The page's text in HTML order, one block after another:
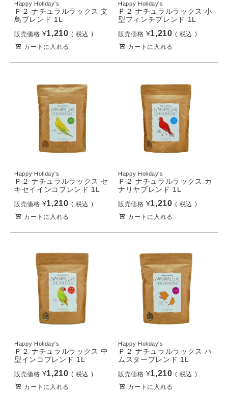
Happy Holiday's
Ｐ２ ナチュラルラックス 文
鳥ブレンド 1L
販売価格 ¥1,210
税込
カートに入れる
Happy Holiday's
Ｐ２ ナチュラルラックス 小
型フィンチブレンド 1L
販売価格 ¥1,210
税込
カートに入れる
Happy Holiday's
Ｐ２ ナチュラルラックス セ
キセイインコブレンド 1L
販売価格 ¥1,210
税込
カートに入れる
Happy Holiday's
Ｐ２ ナチュラルラックス カ
ナリヤブレンド 1L
販売価格 ¥1,210
税込
カートに入れる
Happy Holiday's
Ｐ２ ナチュラルラックス 中
型インコブレンド 1L
販売価格 ¥1,210
税込
カートに入れる
Happy Holiday's
Ｐ２ ナチュラルラックス ハ
ムスターブレンド 1L
販売価格 ¥1,210
税込
カートに入れる